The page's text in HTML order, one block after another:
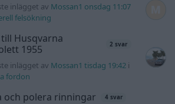
inlägget av Mossan1 onsdag 11:07
felsökning
till Husqvarna
1955
2 svar
inlägget av Mossan1 tisdag 19:42 i
fordon
och polera rinningar 4 svar